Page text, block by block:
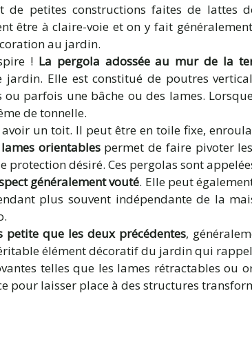
de petites constructions faites de lattes
être à claire-voie et on y fait
au jardin.
! La pergola adossée au mur de la
Elle est constitué de poutres
ou parfois une bâche ou des lames.
de tonnelle.
un toit. Il peut être en toile fixe,
orientablespermet de faire pivoter
protection désiré. Ces pergolas sont
généralement vouté. Elle peut
plus souvent indépendante de la
que les deux précédentes,
élément décoratif du jardin qui
telles que les lames rétractables ou
pour laisser place à des structures